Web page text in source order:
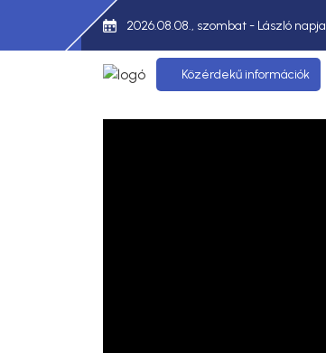
2026.08.08., szombat - László napja
Közérdekű információk